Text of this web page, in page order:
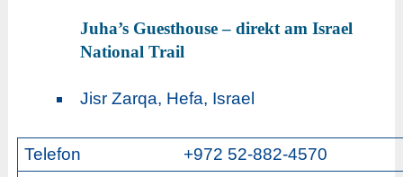
Juha’s Guesthouse – direkt am Israel
National Trail
Jisr Zarqa, Hefa, Israel
Telefon
+972 52-882-4570